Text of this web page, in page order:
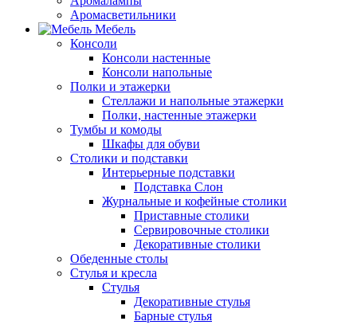
Аромасветильники
Мебель
Консоли
Консоли настенные
Консоли напольные
Полки и этажерки
Стеллажи и напольные этажерки
Полки, настенные этажерки
Тумбы и комоды
Шкафы для обуви
Столики и подставки
Интерьерные подставки
Подставка Слон
Журнальные и кофейные столики
Приставные столики
Сервировочные столики
Декоративные столики
Обеденные столы
Стулья и кресла
Стулья
Декоративные стулья
Барные стулья